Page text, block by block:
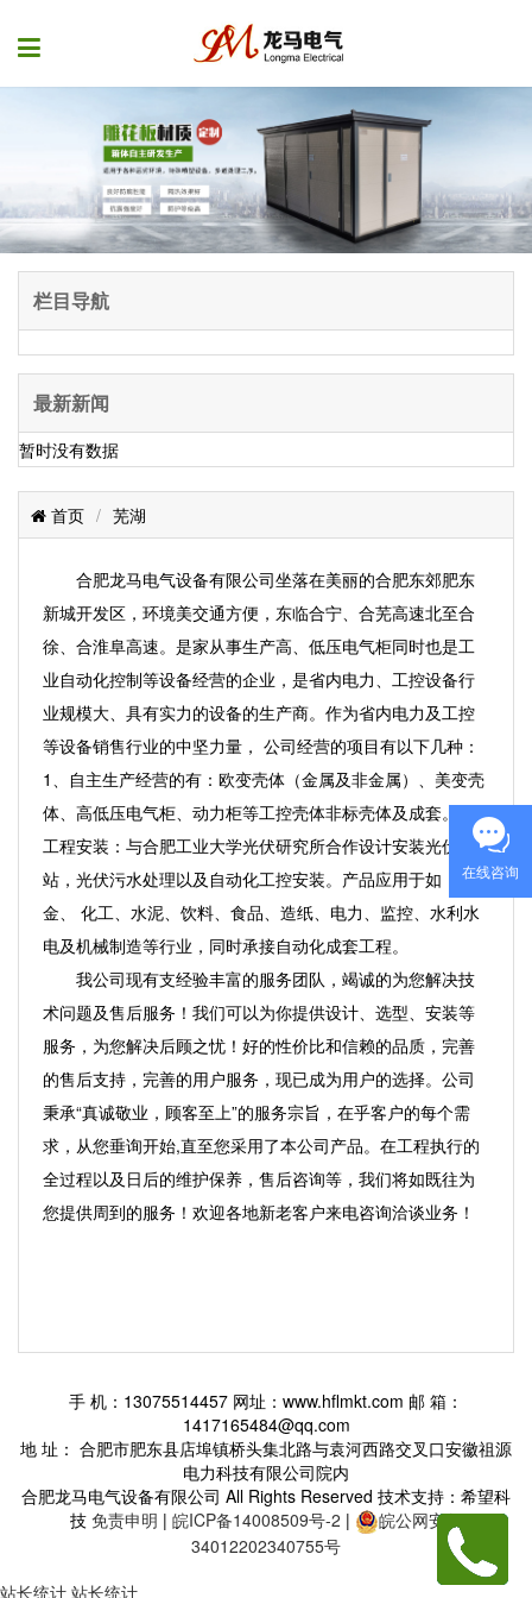
栏目导航
最新新闻
暂时没有数据
首页 / 芜湖
合肥龙马电气设备有限公司坐落在美丽的合肥东郊肥东
新城开发区，环境美交通方便，东临合宁、合芜高速北至合
徐、合淮阜高速。是家从事生产高、低压电气柜同时也是工
业自动化控制等设备经营的企业，是省内电力、工控设备行
业规模大、具有实力的设备的生产商。作为省内电力及工控
等设备销售行业的中坚力量， 公司经营的项目有以下几种：
1、自主生产经营的有：欧变壳体（金属及非金属）、美变壳
体、高低压电气柜、动力柜等工控壳体非标壳体及成套。2、
工程安装：与合肥工业大学光伏研究所合作设计安装光伏电
站，光伏污水处理以及自动化工控安装。产品应用于如：冶
金、 化工、水泥、饮料、食品、造纸、电力、监控、水利水
电及机械制造等行业，同时承接自动化成套工程。
我公司现有支经验丰富的服务团队，竭诚的为您解决技
术问题及售后服务！我们可以为你提供设计、选型、安装等
服务，为您解决后顾之忧！好的性价比和信赖的品质，完善
的售后支持，完善的用户服务，现已成为用户的选择。公司
秉承“真诚敬业，顾客至上”的服务宗旨，在乎客户的每个需
求，从您垂询开始,直至您采用了本公司产品。在工程执行的
全过程以及日后的维护保养，售后咨询等，我们将如既往为
您提供周到的服务！欢迎各地新老客户来电咨询洽谈业务！
手 机：13075514457 网址：www.hflmkt.com 邮 箱：
1417165484@qq.com
地 址： 合肥市肥东县店埠镇桥头集北路与袁河西路交叉口安徽祖源
电力科技有限公司院内
合肥龙马电气设备有限公司 All Rights Reserved 技术支持：希望科
技 免责申明 | 皖ICP备14008509号-2 |
皖公网安备
34012202340755号
站长统计 站长统计
在线咨询